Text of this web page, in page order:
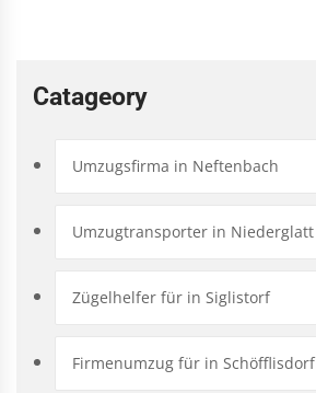
Catageory
Umzugsfirma in Neftenbach
Umzugtransporter in Niederglatt
Zügelhelfer für in Siglistorf
Firmenumzug für in Schöfflisdorf